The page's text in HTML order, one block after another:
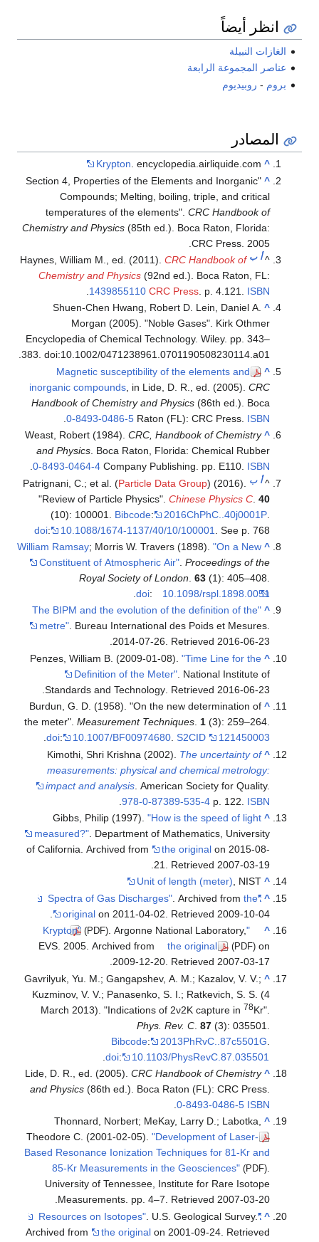
انظر أيضاً
الغازات النبيلة
عناصر المجموعة الرابعة
بروم - روبيديوم
المصادر
^
Krypton. encyclopedia.airliquide.com
^
"Section 4, Properties of the Elements and Inorganic
Compounds; Melting, boiling, triple, and critical
temperatures of the elements".CRC Handbook of
Chemistry and Physics (85th ed.). Boca Raton, Florida:
CRC Press. 2005.
^أ ب Haynes, William M., ed. (2011).CRC Handbook of
Chemistry and Physics (92nd ed.). Boca Raton, FL:
CRC Press . p. 4.121. ISBN
1439855110
^
Shuen-Chen Hwang, Robert D. Lein, Daniel A.
Morgan (2005). "Noble Gases". Kirk Othmer
Encyclopedia of Chemical Technology. Wiley. pp. 343–
383. doi:10.1002/0471238961.0701190508230114.a01.
^
Magnetic susceptibility of the elements and
inorganic compounds , in Lide, D. R., ed. (2005).CRC
Handbook of Chemistry and Physics (86th ed.). Boca
Raton (FL): CRC Press. ISBN
0-8493-0486-5
.
^
Weast, Robert (1984).CRC, Handbook of Chemistry
and Physics. Boca Raton, Florida: Chemical Rubber
Company Publishing. pp. E110. ISBN
0-8493-0464-4
.
^أ ب Patrignani, C.; et al. (Particle Data Group) (2016).
"Review of Particle Physics".Chinese Physics C .40
(10): 100001. Bibcode: 2016ChPhC..40j0001P
doi: 10.1088/1674-1137/40/10/100001
See p. 768
^
William Ramsay; Morris W. Travers (1898)."On a New
Constituent of Atmospheric Air" .Proceedings of the
Royal Society of London .63 (1): 405–408.
doi: 10.1098/rspl.1898.0051
.
^
"The BIPM and the evolution of the definition of the
metre". Bureau International des Poids et Mesures.
2014-07-26. Retrieved2016-06-23
.
^
Penzes, William B. (2009-01-08)."Time Line for the
Definition of the Meter" . National Institute of
Standards and Technology . Retrieved 2016-06-23
.
^
Burdun, G. D. (1958). "On the new determination of
the meter".Measurement Techniques 1 (3): 259–264.
doi: 10.1007/BF00974680 .S2CID 121450003
.
^
Kimothi, Shri Krishna (2002). The uncertainty of
measurements: physical and chemical metrology:
impact and analysis . American Society for Quality.
p. 122. ISBN
978-0-87389-535-4
.
^
Gibbs, Philip (1997)."How is the speed of light
measured?" . Department of Mathematics, University
of California. Archived from
the original on 2015-08-
21
. Retrieved 2007-03-19
^
Unit of length (meter), NIST
^
"Spectra of Gas Discharges"
. Archived fromthe
original on 2011-04-02 . Retrieved 2009-10-04
^
"Krypton"
(PDF) . Argonne National Laboratory,
EVS. 2005. Archived from
the original (PDF) on
2009-12-20 . Retrieved 2007-03-17
^
Gavrilyuk, Yu. M.; Gangapshev, A. M.; Kazalov, V. V.;
Kuzminov, V. V.; Panasenko, S. I.; Ratkevich, S. S. (4
March 2013). "Indications of 2ν2K capture in 78Kr".
Phys. Rev. C .87 (3): 035501.
Bibcode: 2013PhRvC..87c5501G
doi: 10.1103/PhysRevC.87.035501
.
^
Lide, D. R., ed. (2005).CRC Handbook of Chemistry
and Physics (86th ed.). Boca Raton (FL): CRC Press.
ISBN
0-8493-0486-5
.
^
Thonnard, Norbert; MeKay, Larry D.; Labotka,
Theodore C. (2001-02-05)."Development of Laser-
Based Resonance Ionization Techniques for 81-Kr and
85-Kr Measurements in the Geosciences" (PDF).
University of Tennessee, Institute for Rare Isotope
Measurements. pp. 4–7. Retrieved2007-03-20
.
^
"Resources on Isotopes"
. U.S. Geological Survey.
Archived from
the original on 2001-09-24 . Retrieved